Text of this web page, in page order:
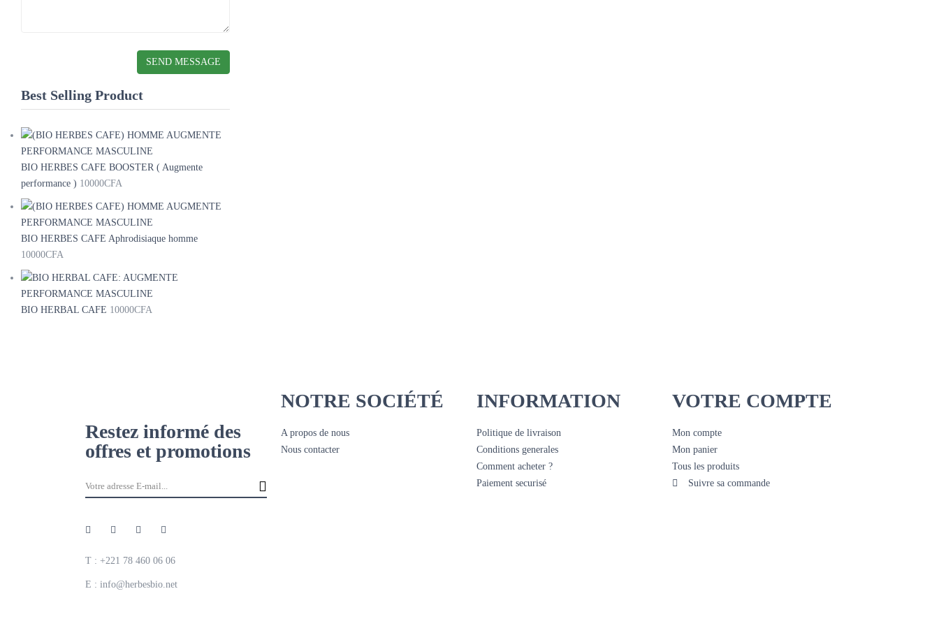
Best Selling Product
BIO HERBES CAFE BOOSTER ( Augmente
performance ) 10000CFA
BIO HERBES CAFE Aphrodisiaque homme
10000CFA
BIO HERBAL CAFE 10000CFA
Restez informé des
offres et promotions
T : +221 78 460 06 06
E : info@herbesbio.net
NOTRE SOCIÉTÉ
A propos de nous
Nous contacter
INFORMATION
Politique de livraison
Conditions generales
Comment acheter ?
Paiement securisé
VOTRE COMPTE
Mon compte
Mon panier
Tous les produits
Suivre sa commande